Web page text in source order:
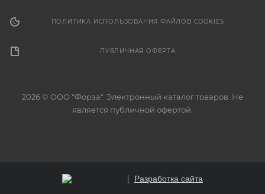
ПОЛИТИКА ИСПОЛЬЗОВАНИЯ ФАЙЛОВ COOKIES
ПУБЛИЧНАЯ ОФЕРТА
2026 © ООО "Форза". Электронный каталог товаров. Не
является публичной офертой.
Разработка сайта